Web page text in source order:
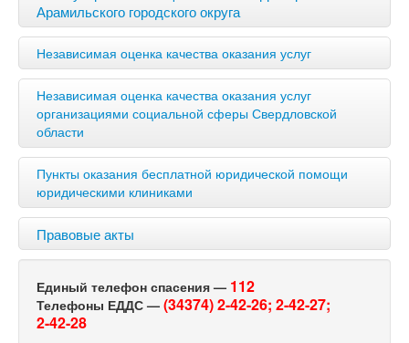
Арамильского городского округа
Независимая оценка качества оказания услуг
Независимая оценка качества оказания услуг
организациями социальной сферы Свердловской
области
Пункты оказания бесплатной юридической помощи
юридическими клиниками
Правовые акты
Единый телефон спасения — 112
Телефоны ЕДДС — (34374) 2-42-26; 2-42-27;
2-42-28